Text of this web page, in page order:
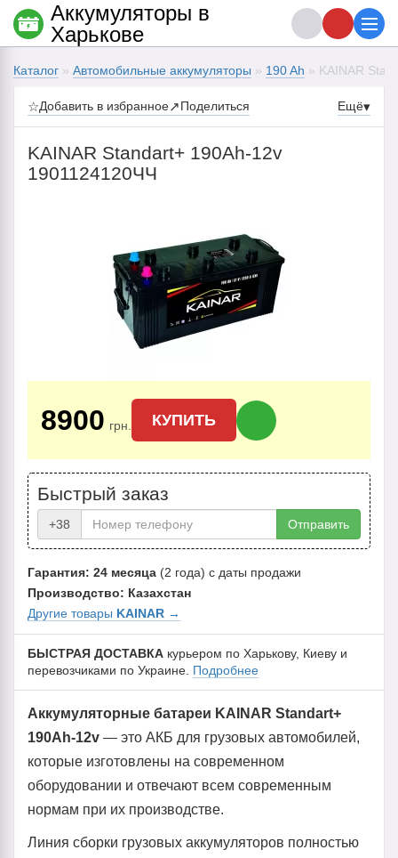
Каталог » Автомобильные аккумуляторы » 190 Ah » KAINAR
☆Добавить в избранное↗Поделиться Ещё▾
KAINAR Standart+ 190Ah-12v
1901124120ЧЧ
8900 грн. КУПИТЬ
Быстрый заказ
+38 Отправить
Гарантия: 24 месяца (2 года) с даты продажи
Производство: Казахстан
Другие товары KAINAR →
БЫСТРАЯ ДОСТАВКА курьером по Харькову, Киеву и
перевозчиками по Украине. Подробнее
Аккумуляторные батареи KAINAR Standart+
190Ah-12v — это АКБ для грузовых автомобилей,
которые изготовлены на современном
оборудовании и отвечают всем современным
нормам при их производстве.
Линия сборки грузовых аккумуляторов полностью
Аккумуляторы в
Харькове